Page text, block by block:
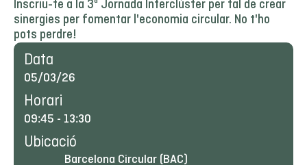
Inscriu-te a la 3ª Jornada Interclúster per tal de crear
sinergies per fomentar l'economia circular. No t'ho
pots perdre!
Data
05/03/26
Horari
09:45 - 13:30
Ubicació
Barcelona Circular (BAC)